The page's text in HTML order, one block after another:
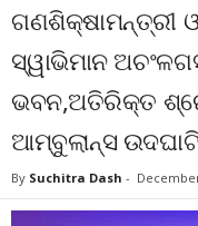
ଗଣଶିକ୍ଷାମନ୍ତ୍ରୀ
ସ୍ୱାଭିମାନ
ଭବନ,ଅତିରିକ୍ତ
ଆମ୍ବୁଲାନ୍ସ
By Suchitra Dash -